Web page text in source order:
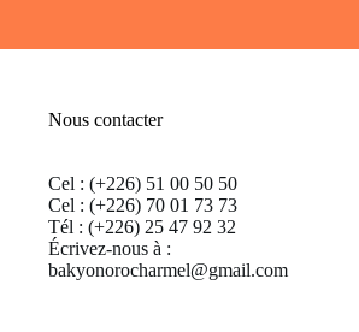
Nous contacter
Cel : (+226) 51 00 50 50
Cel : (+226) 70 01 73 73
Tél : (+226) 25 47 92 32
Écrivez-nous à :
bakyonorocharmel@gmail.com